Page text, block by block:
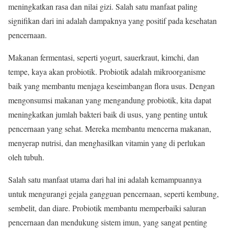
meningkatkan rasa dan nilai gizi. Salah satu manfaat paling
signifikan dari ini adalah dampaknya yang positif pada kesehatan
pencernaan.
Makanan fermentasi, seperti yogurt, sauerkraut, kimchi, dan
tempe, kaya akan probiotik. Probiotik adalah mikroorganisme
baik yang membantu menjaga keseimbangan flora usus. Dengan
mengonsumsi makanan yang mengandung probiotik, kita dapat
meningkatkan jumlah bakteri baik di usus, yang penting untuk
pencernaan yang sehat. Mereka membantu mencerna makanan,
menyerap nutrisi, dan menghasilkan vitamin yang di perlukan
oleh tubuh.
Salah satu manfaat utama dari hal ini adalah kemampuannya
untuk mengurangi gejala gangguan pencernaan, seperti kembung,
sembelit, dan diare. Probiotik membantu memperbaiki saluran
pencernaan dan mendukung sistem imun, yang sangat penting